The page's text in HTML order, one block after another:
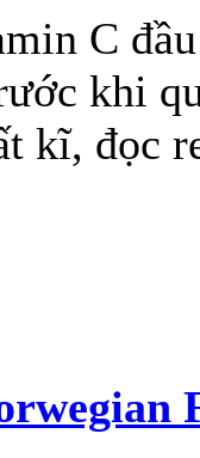
C
khi
kĩ, đọc